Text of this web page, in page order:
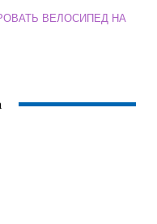
ВЕЛОСИПЕД НА